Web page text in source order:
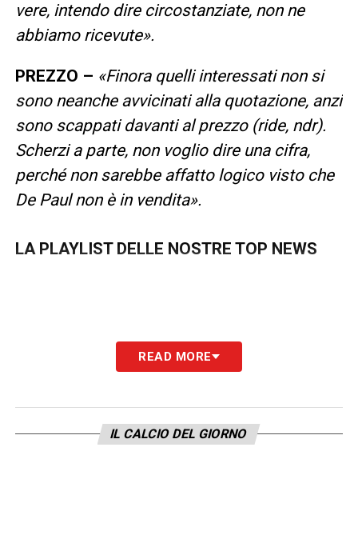
vere, intendo dire circostanziate, non ne
abbiamo ricevute».
PREZZO – «Finora quelli interessati non si
sono neanche avvicinati alla quotazione, anzi
sono scappati davanti al prezzo (ride, ndr).
Scherzi a parte, non voglio dire una cifra,
perché non sarebbe affatto logico visto che
De Paul non è in vendita».
LA PLAYLIST DELLE NOSTRE TOP NEWS
READ MORE
IL CALCIO DEL GIORNO